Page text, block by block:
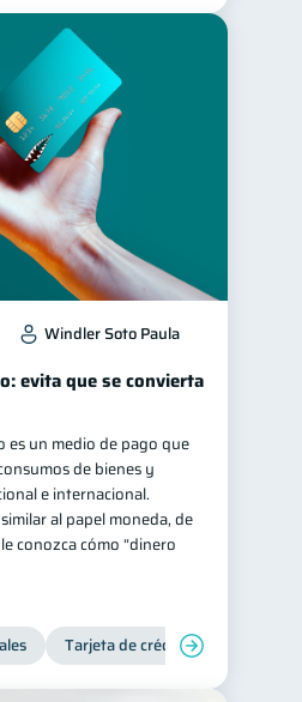
Windler Soto Paula
evita que se convierta
es un medio de pago que
de bienes y
e internacional.
al papel moneda, de
conozca cómo “dinero
Tarjeta de crédito